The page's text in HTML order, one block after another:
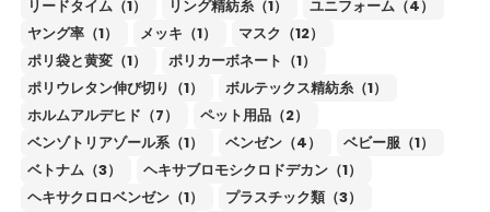
リードタイム（1） リング精紡糸（1）
ユニフォーム（4）
ヤング率（1）
メッキ（1）
マスク（12）
ポリ袋と黄変（1）
ポリカーボネート（1）
ポリウレタン伸び切り（1）
ボルテックス精紡糸（1）
ホルムアルデヒド（7）
ペット用品（2）
ベンゾトリアゾール系（1）
ベンゼン（4）
ベビー服（1）
ベトナム（3）
ヘキサブロモシクロドデカン（1）
ヘキサクロロベンゼン（1）
プラスチック類（3）